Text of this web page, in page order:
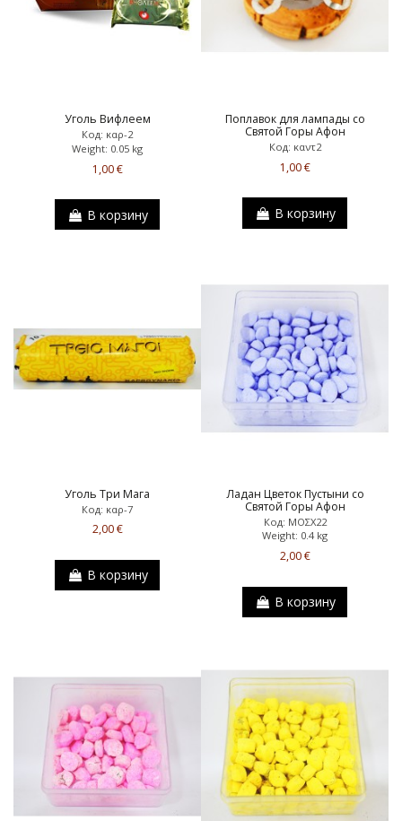
Уголь Вифлеем
Код: καρ-2
Weight: 0.05 kg
1,00 €
В корзину
Поплавок для лампады со
Святой Горы Афон
Код: καντ2
1,00 €
В корзину
Уголь Три Мага
Код: καρ-7
2,00 €
В корзину
Ладан Цветок Пустыни со
Святой Горы Афон
Код: ΜΟΣΧ22
Weight: 0.4 kg
2,00 €
В корзину